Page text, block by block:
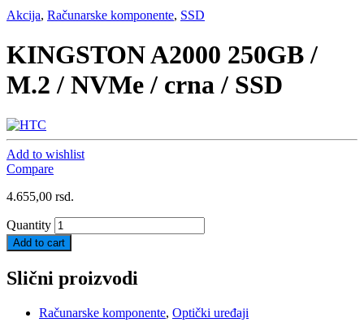
Akcija, Računarske komponente, SSD
KINGSTON A2000 250GB /
M.2 / NVMe / crna / SSD
Add to wishlist
Compare
4.655,00 rsd.
Quantity
Add to cart
Slični proizvodi
Računarske komponente, Optički uređaji